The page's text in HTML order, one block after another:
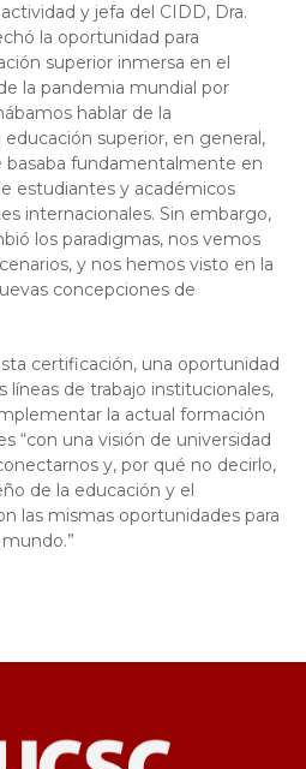
y jefa del CIDD, Dra.
la oportunidad para
superior inmersa en el
la pandemia mundial por
hablar de la
superior, en general,
basaba fundamentalmente en
estudiantes y académicos
internacionales. Sin embargo,
los paradigmas, nos vemos
y nos hemos visto en la
concepciones de
certificación, una oportunidad
líneas de trabajo institucionales,
la actual formación
“con una visión de universidad
y, por qué no decirlo,
de la educación y el
las mismas oportunidades para